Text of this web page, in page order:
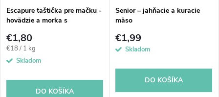
Escapure taštička pre mačku -
hovädzie a morka s
€1,80
Jednotková
cena:
€18 / 1 kg
Skladom
DO KOŠÍKA
Senior – jahňacie a kuracie
mäso
€1,99
Skladom
DO KOŠÍKA